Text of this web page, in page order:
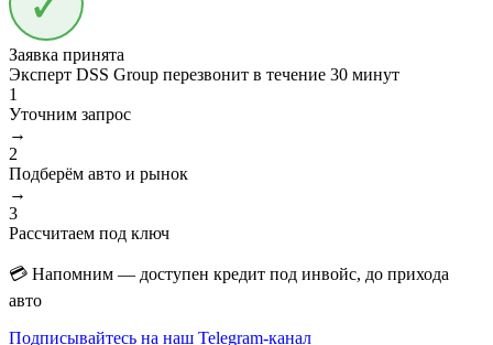
Заявка принята
Эксперт DSS Group перезвонит в течение 30 минут
1
Уточним запрос
→
2
Подберём авто и рынок
→
3
Рассчитаем под ключ
💳 Напомним — доступен кредит под инвойс, до прихода
авто
Подписывайтесь на наш Telegram-канал